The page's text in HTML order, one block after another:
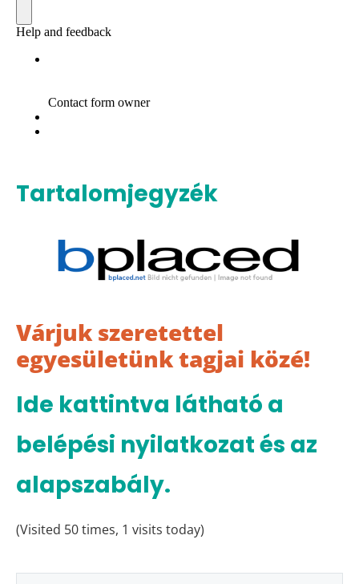
Tartalomjegyzék
Várjuk szeretettel
egyesületünk tagjai közé!
Ide kattintva látható a
belépési nyilatkozat és az
alapszabály.
(Visited 50 times, 1 visits today)